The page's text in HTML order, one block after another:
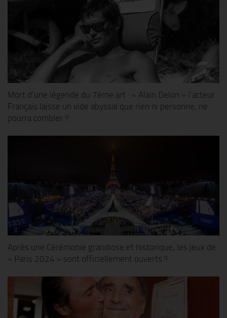
Mort d’une légende du 7ème art : « Alain Delon » l’acteur
Français laisse un vide abyssal que rien ni personne, ne
pourra combler !!
Après une Cérémonie grandiose et historique, les jeux de
« Paris 2024 » sont officiellement ouverts !!